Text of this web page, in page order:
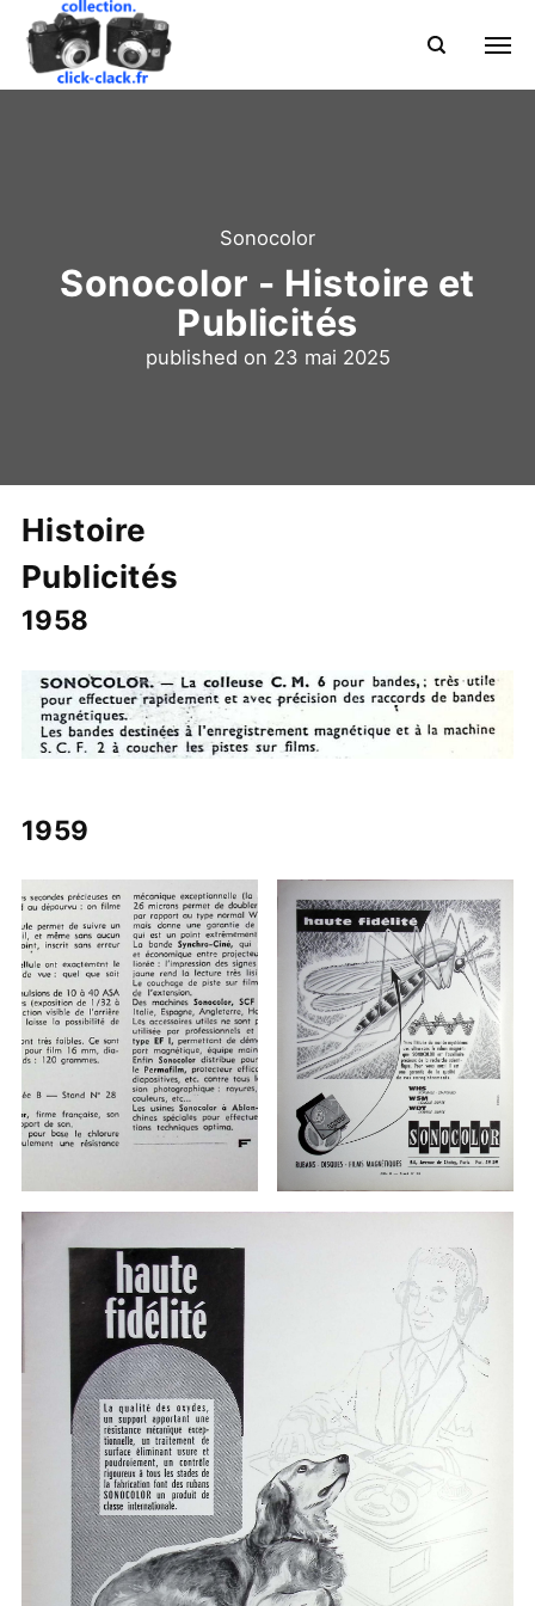
Sonocolor
Sonocolor - Histoire et
Publicités
published on 23 mai 2025
Histoire
Publicités
1958
1959